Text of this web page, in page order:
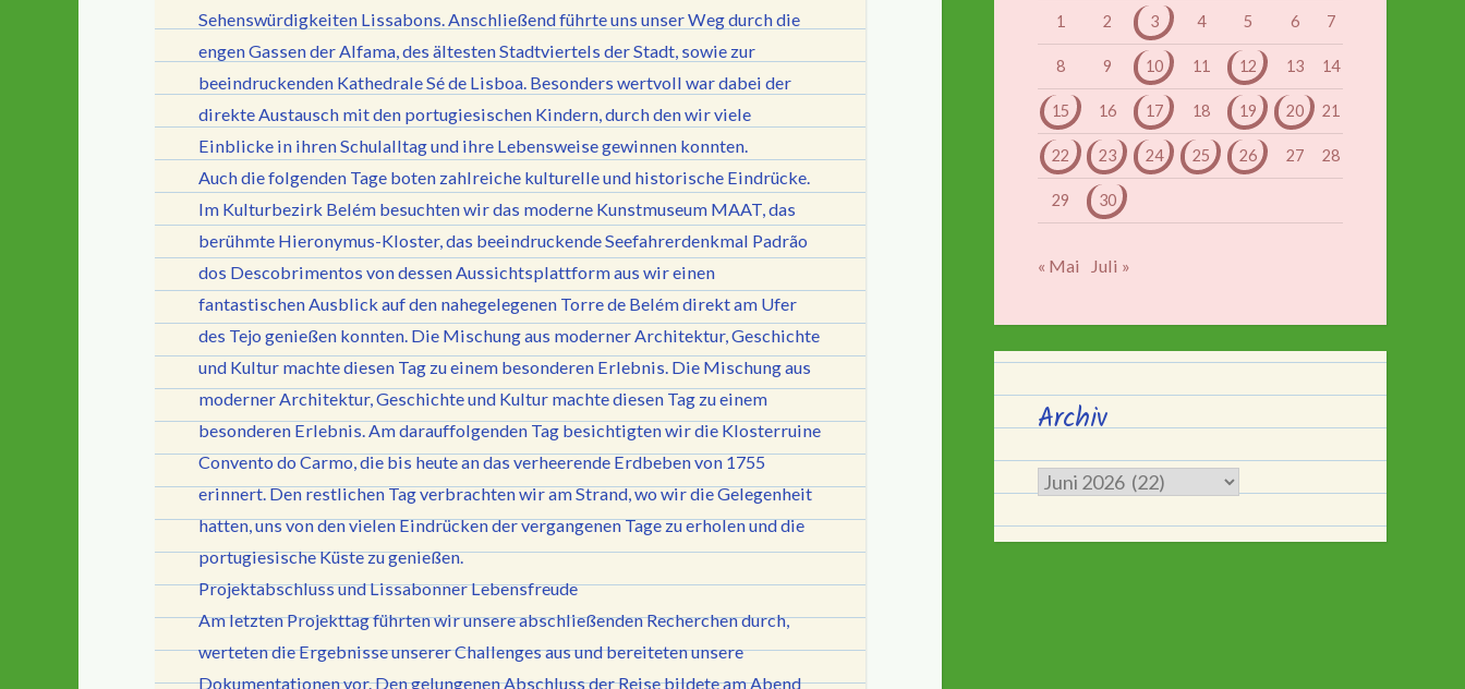
Sehenswürdigkeiten Lissabons. Anschließend führte uns unser Weg durch die
engen Gassen der Alfama, des ältesten Stadtviertels der Stadt, sowie zur
beeindruckenden Kathedrale Sé de Lisboa. Besonders wertvoll war dabei der
direkte Austausch mit den portugiesischen Kindern, durch den wir viele
Einblicke in ihren Schulalltag und ihre Lebensweise gewinnen konnten.
Auch die folgenden Tage boten zahlreiche kulturelle und historische Eindrücke.
Im Kulturbezirk Belém besuchten wir das moderne Kunstmuseum MAAT, das
berühmte Hieronymus-Kloster, das beeindruckende Seefahrerdenkmal Padrão
dos Descobrimentos von dessen Aussichtsplattform aus wir einen
fantastischen Ausblick auf den nahegelegenen Torre de Belém direkt am Ufer
des Tejo genießen konnten. Die Mischung aus moderner Architektur, Geschichte
und Kultur machte diesen Tag zu einem besonderen Erlebnis. Die Mischung aus
moderner Architektur, Geschichte und Kultur machte diesen Tag zu einem
besonderen Erlebnis. Am darauffolgenden Tag besichtigten wir die Klosterruine
Convento do Carmo, die bis heute an das verheerende Erdbeben von 1755
erinnert. Den restlichen Tag verbrachten wir am Strand, wo wir die Gelegenheit
hatten, uns von den vielen Eindrücken der vergangenen Tage zu erholen und die
portugiesische Küste zu genießen.
Projektabschluss und Lissabonner Lebensfreude
Am letzten Projekttag führten wir unsere abschließenden Recherchen durch,
werteten die Ergebnisse unserer Challenges aus und bereiteten unsere
Dokumentationen vor. Den gelungenen Abschluss der Reise bildete am Abend
1 2 3 4 5 6 7
8 9 10 11 12 13 14
15 16 17 18 19 20 21
22 23 24 25 26 27 28
29 30
« Mai Juli »
Archiv
Archiv